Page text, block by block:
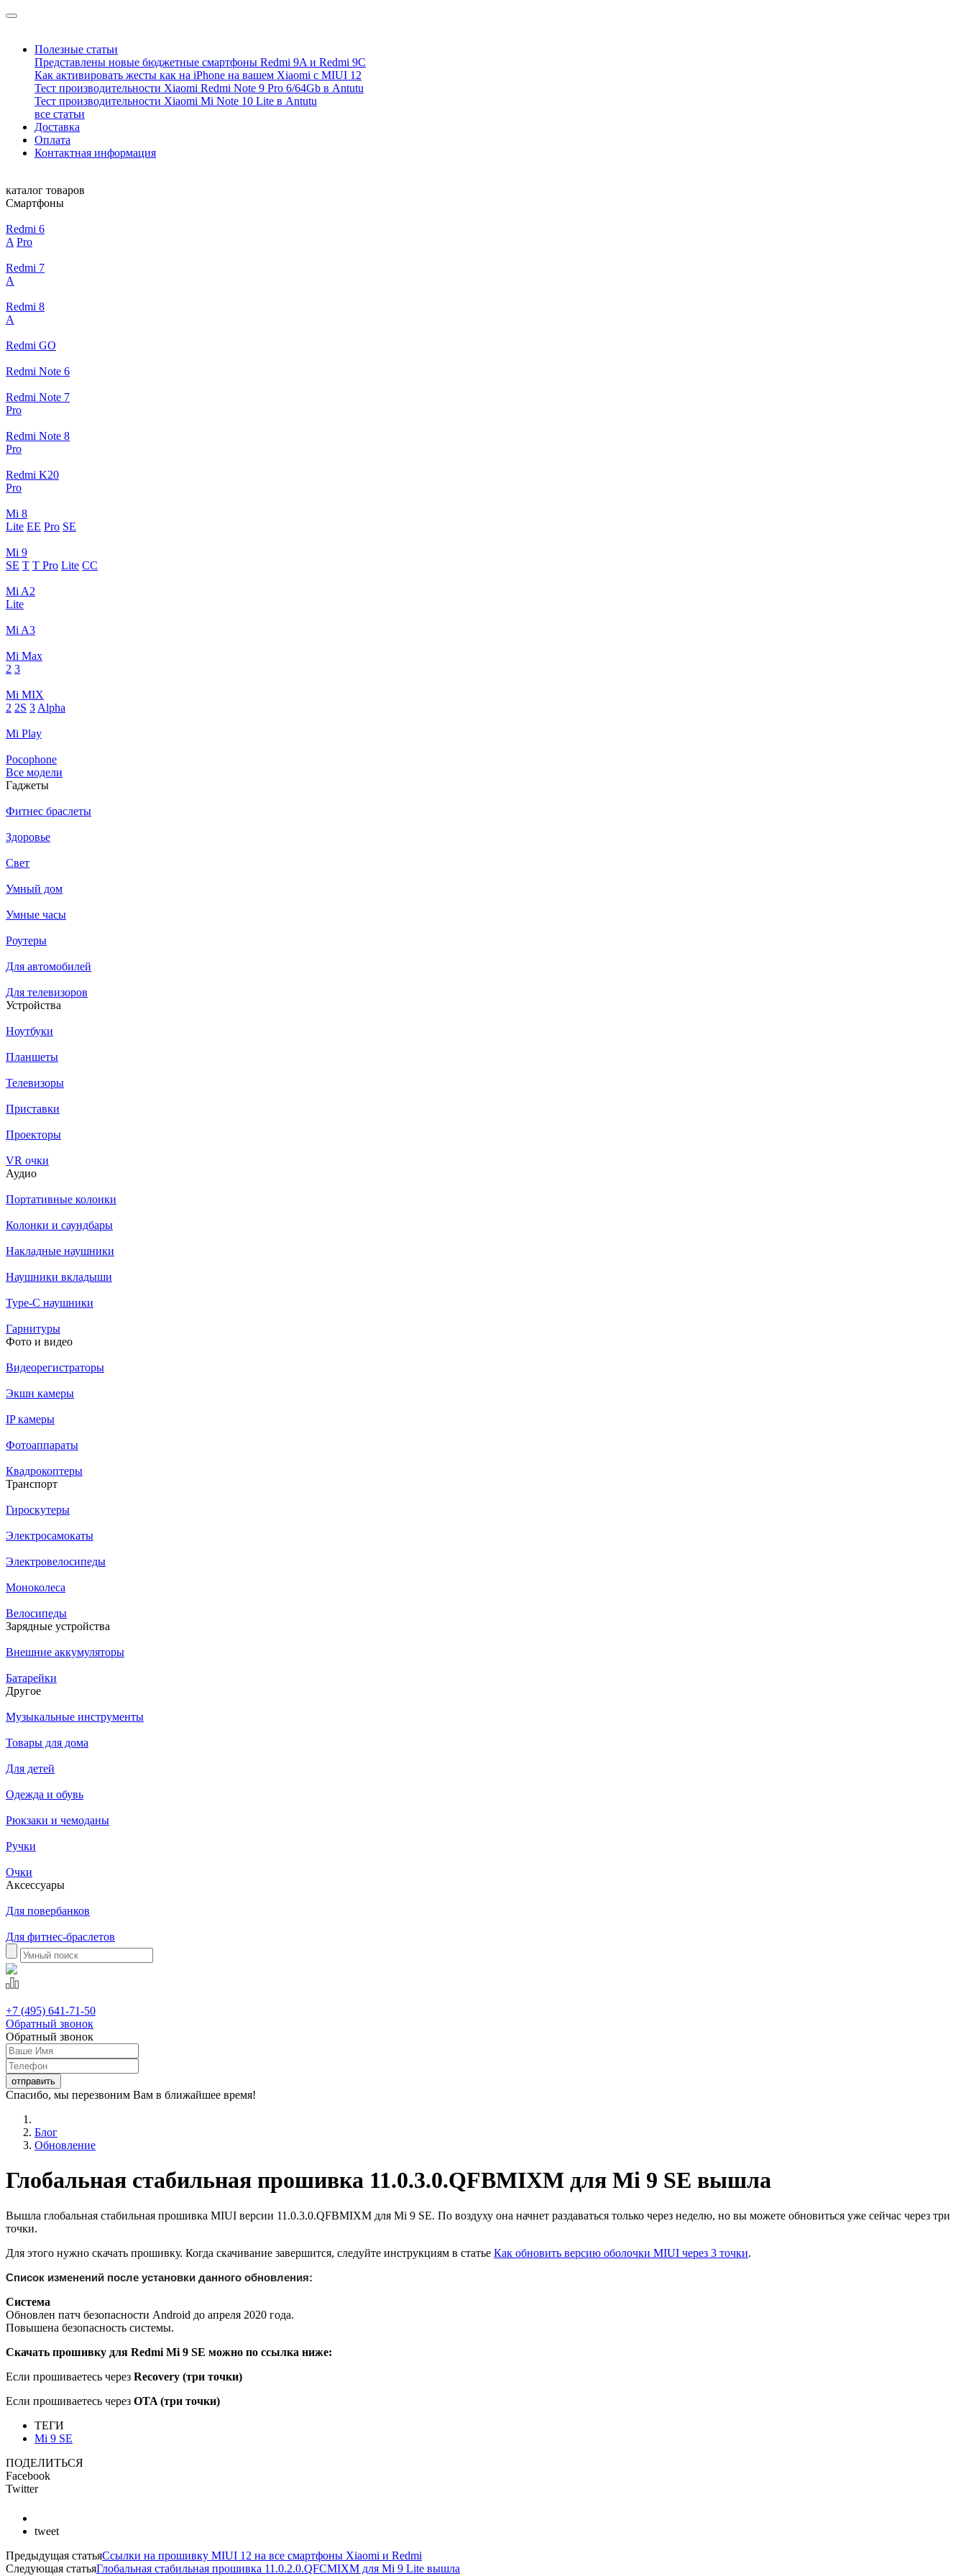
Полезные статьи
Представлены новые бюджетные смартфоны Redmi 9A и Redmi 9C
Как активировать жесты как на iPhone на вашем Xiaomi с MIUI 12
Тест производительности Xiaomi Redmi Note 9 Pro 6/64Gb в Antutu
Тест производительности Xiaomi Mi Note 10 Lite в Antutu
все статьи
Доставка
Оплата
Контактная информация
каталог товаров
Смартфоны
Redmi 6
A Pro
Redmi 7
A
Redmi 8
A
Redmi GO
Redmi Note 6
Redmi Note 7
Pro
Redmi Note 8
Pro
Redmi K20
Pro
Mi 8
Lite EE Pro SE
Mi 9
SE T T Pro Lite CC
Mi A2
Lite
Mi A3
Mi Max
2 3
Mi MIX
2 2S 3 Alpha
Mi Play
Pocophone
Все модели
Гаджеты
Фитнес браслеты
Здоровье
Свет
Умный дом
Умные часы
Роутеры
Для автомобилей
Для телевизоров
Устройства
Ноутбуки
Планшеты
Телевизоры
Приставки
Проекторы
VR очки
Аудио
Портативные колонки
Колонки и саундбары
Накладные наушники
Наушники вкладыши
Type-C наушники
Гарнитуры
Фото и видео
Видеорегистраторы
Экшн камеры
IP камеры
Фотоаппараты
Квадрокоптеры
Транспорт
Гироскутеры
Электросамокаты
Электровелосипеды
Моноколеса
Велосипеды
Зарядные устройства
Внешние аккумуляторы
Батарейки
Другое
Музыкальные инструменты
Товары для дома
Для детей
Одежда и обувь
Рюкзаки и чемоданы
Ручки
Очки
Аксессуары
Для повербанков
Для фитнес-браслетов
+7 (495) 641-71-50
Обратный звонок
Обратный звонок
Спасибо, мы перезвоним Вам в ближайшее время!
Блог
Обновление
Глобальная стабильная прошивка 11.0.3.0.QFBMIXM для Mi 9 SE вышла
Вышла глобальная стабильная прошивка MIUI версии 11.0.3.0.QFBMIXM для Mi 9 SE. По воздуху она начнет раздаваться только через неделю, но вы можете обновиться уже сейчас через три
точки.
Для этого нужно скачать прошивку. Когда скачивание завершится, следуйте инструкциям в статье Как обновить версию оболочки MIUI через 3 точки.
Список изменений после установки данного обновления:
Система
Обновлен патч безопасности Android до апреля 2020 года.
Повышена безопасность системы.
Скачать прошивку для Redmi Mi 9 SE можно по ссылка ниже:
Если прошиваетесь через Recovery (три точки)
Если прошиваетесь через OTA (три точки)
ТЕГИ
Mi 9 SE
ПОДЕЛИТЬСЯ
Facebook
Twitter
tweet
Предыдущая статьяСсылки на прошивку MIUI 12 на все смартфоны Xiaomi и Redmi
Следующая статьяГлобальная стабильная прошивка 11.0.2.0.QFCMIXM для Mi 9 Lite вышла